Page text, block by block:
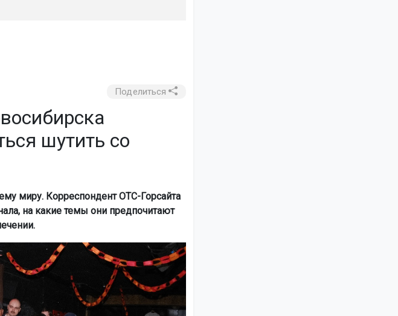
Поделиться
шутить со
миру. Корреспондент ОТС-Горсайта
на какие темы они предпочитают